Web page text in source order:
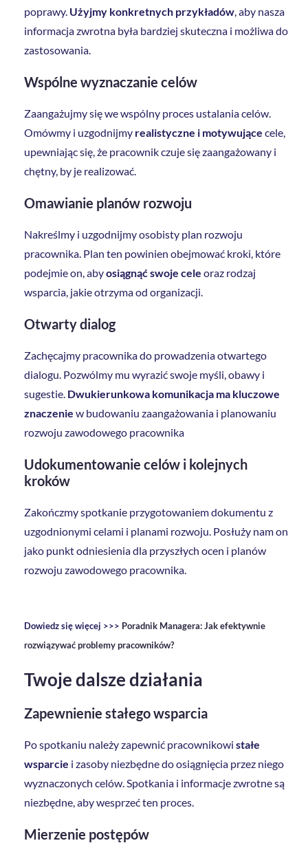
poprawy. Użyjmy konkretnych przykładów, aby nasza
informacja zwrotna była bardziej skuteczna i możliwa do
zastosowania.
Wspólne wyznaczanie celów
Zaangażujmy się we wspólny proces ustalania celów.
Omówmy i uzgodnijmy realistyczne i motywujące cele,
upewniając się, że pracownik czuje się zaangażowany i
chętny, by je realizować.
Omawianie planów rozwoju
Nakreślmy i uzgodnijmy osobisty plan rozwoju
pracownika. Plan ten powinien obejmować kroki, które
podejmie on, abyosiągnąć swoje cele oraz rodzaj
wsparcia, jakie otrzyma od organizacji.
Otwarty dialog
Zachęcajmy pracownika do prowadzenia otwartego
dialogu. Pozwólmy mu wyrazić swoje myśli, obawy i
sugestie. Dwukierunkowa komunikacja ma kluczowe
znaczenie w budowaniu zaangażowania i planowaniu
rozwoju zawodowego pracownika
Udokumentowanie celów i kolejnych
kroków
Zakończmy spotkanie przygotowaniem dokumentu z
uzgodnionymi celami i planami rozwoju. Posłuży nam on
jako punkt odniesienia dla przyszłych ocen i planów
rozwoju zawodowego pracownika.
Dowiedz się więcej >>> Poradnik Managera: Jak efektywnie
rozwiązywać problemy pracowników?
Twoje dalsze działania
Zapewnienie stałego wsparcia
Po spotkaniu należy zapewnić pracownikowi stałe
wsparcie i zasoby niezbędne do osiągnięcia przez niego
wyznaczonych celów. Spotkania i informacje zwrotne są
niezbędne, aby wesprzeć ten proces.
Mierzenie postępów